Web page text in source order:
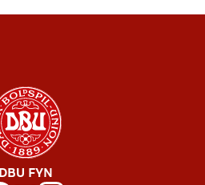
DBU FYN